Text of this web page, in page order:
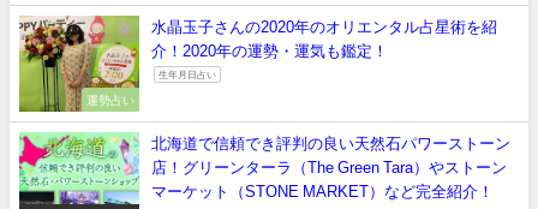
運勢占い
水晶玉子さんの2020年のオリエンタル占星術を紹
介！2020年の運勢・運気も鑑定！
生年月日占い
北海道で信頼でき評判の良い天然石パワーストーン
店！グリーンターラ（The Green Tara）やストーン
マーケット（STONE MARKET）など完全紹介！